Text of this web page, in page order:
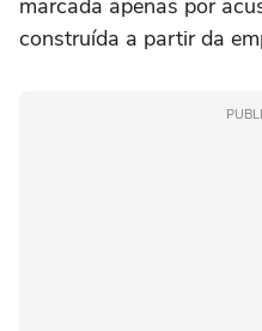
construída a partir da